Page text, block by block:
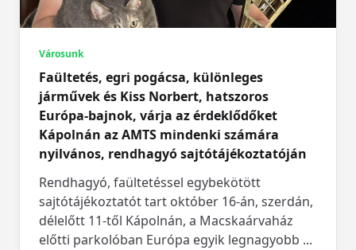
Városunk
Faültetés, egri pogácsa, különleges
járművek és Kiss Norbert, hatszoros
Európa-bajnok, várja az érdeklődőket
Kápolnán az AMTS mindenki számára
nyilvános, rendhagyó sajtótájékoztatóján
Rendhagyó, faültetéssel egybekötött
sajtótájékoztatót tart október 16-án, szerdán,
délelőtt 11-től Kápolnán, a Macskaárvaház
előtti parkolóban Európa egyik legnagyobb ...